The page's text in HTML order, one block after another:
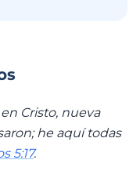
Cristo, nueva
he aquí todas
5:17.